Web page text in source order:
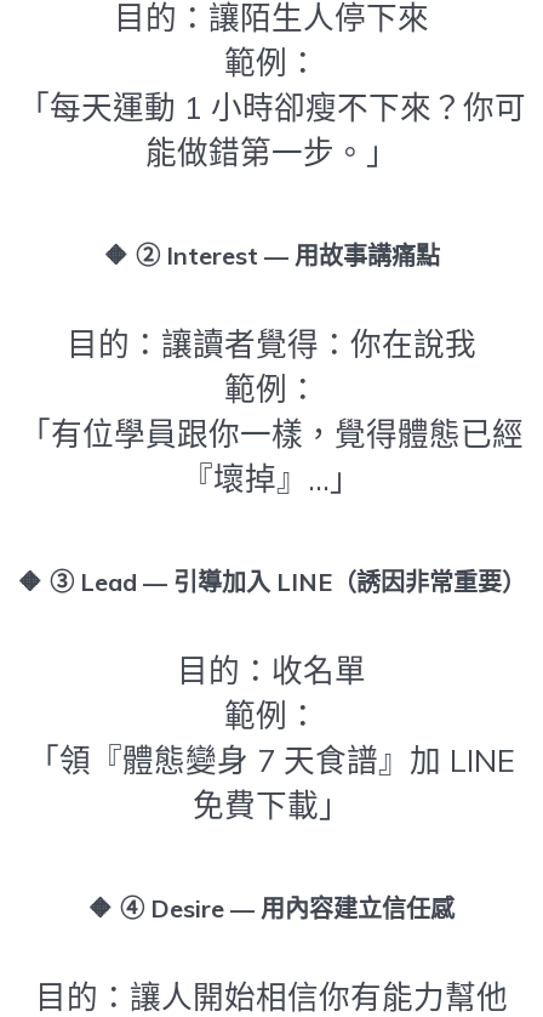
目的：讓陌生人停下來
範例：
「每天運動 1 小時卻瘦不下來？你可
能做錯第一步。」
🔶 ② Interest — 用故事講痛點
目的：讓讀者覺得：你在說我
範例：
「有位學員跟你一樣，覺得體態已經
『壞掉』…」
🔶 ③ Lead — 引導加入 LINE（誘因非常重要）
目的：收名單
範例：
「領『體態變身 7 天食譜』加 LINE
免費下載」
🔶 ④ Desire — 用內容建立信任感
目的：讓人開始相信你有能力幫他